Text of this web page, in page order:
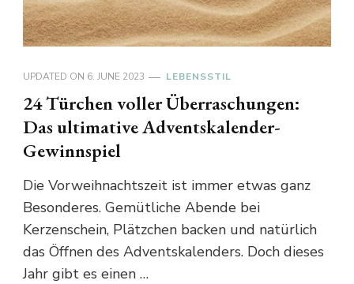
UPDATED ON 6. JUNE 2023 LEBENSSTIL
24 Türchen voller Überraschungen:
Das ultimative Adventskalender-
Gewinnspiel
Die Vorweihnachtszeit ist immer etwas ganz
Besonderes. Gemütliche Abende bei
Kerzenschein, Plätzchen backen und natürlich
das Öffnen des Adventskalenders. Doch dieses
Jahr gibt es einen …